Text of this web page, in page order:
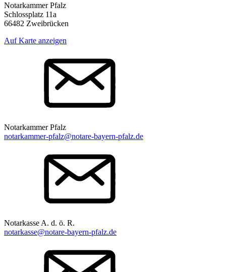
Notarkammer Pfalz
Schlossplatz 11a
66482 Zweibrücken
Auf Karte anzeigen
Notarkammer Pfalz
notarkammer-pfalz@notare-bayern-pfalz.de
Notarkasse A. d. ö. R.
notarkasse@notare-bayern-pfalz.de